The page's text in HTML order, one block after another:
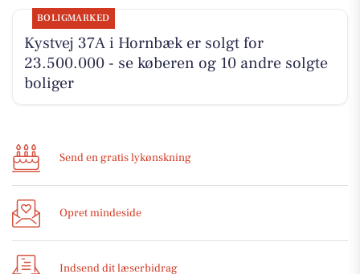
BOLIGMARKED
Kystvej 37A i Hornbæk er solgt for
23.500.000 - se køberen og 10 andre solgte
boliger
Send en gratis lykønskning
Opret mindeside
Indsend dit læserbidrag